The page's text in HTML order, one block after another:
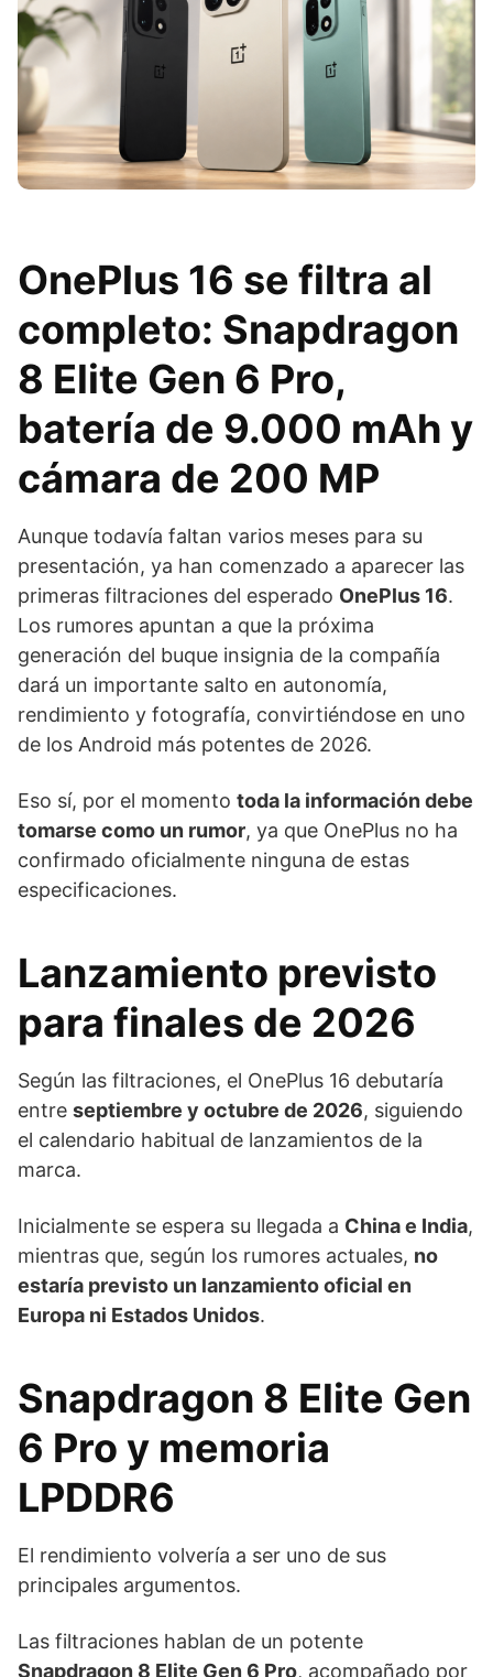
OnePlus 16 se filtra al
completo: Snapdragon
8 Elite Gen 6 Pro,
batería de 9.000 mAh y
cámara de 200 MP
Aunque todavía faltan varios meses para su
presentación, ya han comenzado a aparecer las
primeras filtraciones del esperado OnePlus 16.
Los rumores apuntan a que la próxima
generación del buque insignia de la compañía
dará un importante salto en autonomía,
rendimiento y fotografía, convirtiéndose en uno
de los Android más potentes de 2026.
Eso sí, por el momento toda la información debe
tomarse como un rumor, ya que OnePlus no ha
confirmado oficialmente ninguna de estas
especificaciones.
Lanzamiento previsto
para finales de 2026
Según las filtraciones, el OnePlus 16 debutaría
entre septiembre y octubre de 2026, siguiendo
el calendario habitual de lanzamientos de la
marca.
Inicialmente se espera su llegada a China e India,
mientras que, según los rumores actuales, no
estaría previsto un lanzamiento oficial en
Europa ni Estados Unidos.
Snapdragon 8 Elite Gen
6 Pro y memoria
LPDDR6
El rendimiento volvería a ser uno de sus
principales argumentos.
Las filtraciones hablan de un potente
Snapdragon 8 Elite Gen 6 Pro, acompañado por